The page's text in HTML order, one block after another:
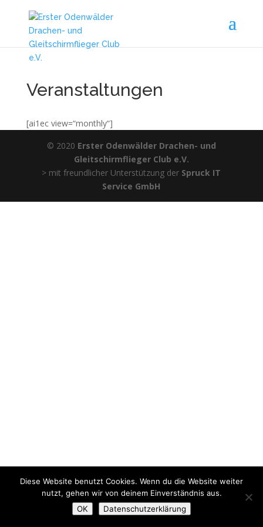
Veranstaltungen
[ai1ec view=“monthly“]
© 2020 Erster Odenwälder Drachen- und
Gleitschirmflieger Club e.V.
> mit freundlicher Unterstützung der Spruck IT
Service GmbH
Diese Website benutzt Cookies. Wenn du die Website weiter
nutzt, gehen wir von deinem Einverständnis aus.
OK
Datenschutzerklärung